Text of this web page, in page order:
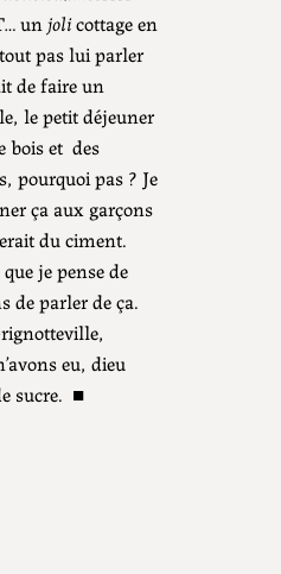
unjolicottage en
pas lui parler
de faire un
le petit déjeuner
bois et des
pourquoi pas ? Je
ça aux garçons
du ciment.
je pense de
de parler de ça.
eu, dieu
sucre. ■